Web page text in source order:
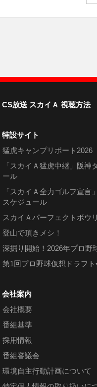
CS放送 スカイＡ 視聴方法
特設サイト
猛虎キャンプリポート2026
「スカイＡ猛虎中継」阪神
ール
「スカイＡ全力ゴルフ宣言
スケジュール
スカイＡパーフェクトボウ
登山で頂きメシ！
深掘り開始！2026年プロ野
第1回プロ野球仮想ドラフト
会社案内
会社概要
番組基準
採用情報
番組審議会
環境自主行動計画について